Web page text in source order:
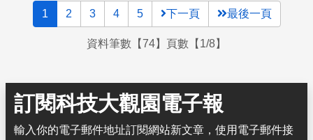
1 2 3 4 5 下一頁 最後一頁
資料筆數【74】頁數【1/8】
訂閱科技大觀園電子報
輸入你的電子郵件地址訂閱網站新文章，使用電子郵件接